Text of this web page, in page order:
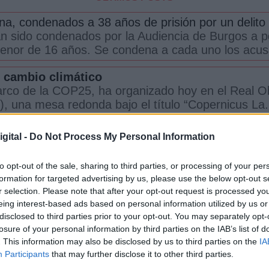
- Do Not Process My Personal Information
opt-out of the sale, sharing to third parties, or processing of your
for targeted advertising by us, please use the below opt-out
selection. Please note that after your opt-out request is processed
interest-based ads based on personal information utilized by us
to third parties prior to your opt-out. You may separately
of your personal information by third parties on the IAB’s list of
This information may also be disclosed by us to third parties on the
Participants that may further disclose it to other third parties.
condenados a 38 años de prisión por un
sido condenados por la Audiencia de Burgos a
de 16 años. Se condena a cada uno los
cambio climático
de la COP25, ha organizado hoy en el Real
una mesa redonda bajo el título “Copernicus
derechos de las mujeres es el gran
reto de
de la Presidencia, Relaciones con las
sobre la promoción de los derechos de las muj...
de Montornès del Vallès
a las personas que se encuentran a
empresa de Montornès del Vallès
de los expertos en la COP25
ha participado a primera hora de este martes